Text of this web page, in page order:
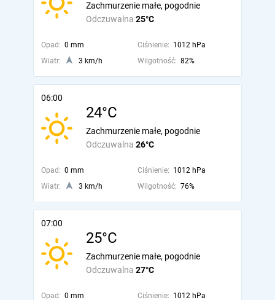
Odczuwalna 25°C
Zachmurzenie małe, pogodnie
Opad: 0 mm Ciśnienie: 1012 hPa
Wiatr:
3 km/h Wilgotność: 82%
06:00
24°C
Odczuwalna 26°C
Zachmurzenie małe, pogodnie
Opad: 0 mm Ciśnienie: 1012 hPa
Wiatr:
3 km/h Wilgotność: 76%
07:00
25°C
Odczuwalna 27°C
Zachmurzenie małe, pogodnie
Opad: 0 mm Ciśnienie: 1012 hPa